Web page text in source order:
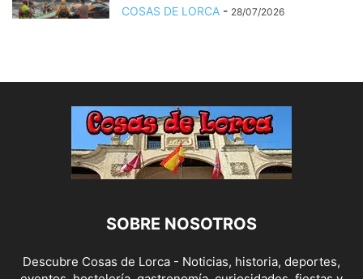
COSAS DE LORCA - 28/07/2026
SOBRE NOSOTROS
Descubre Cosas de Lorca - Noticias, historia, deportes,